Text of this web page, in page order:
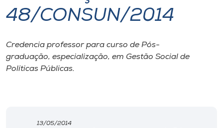
I.nova
Diplomados
48/CONSUN/2014
Credencia professor para curso de Pós-
graduação, especialização, em Gestão Social de
Políticas Públicas.
13/05/2014